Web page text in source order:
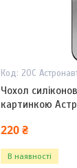
20С
Чохол
картинкою
220 ₴
В наявності